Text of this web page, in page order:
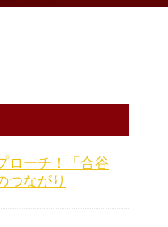
ローチ！「合谷
つながり